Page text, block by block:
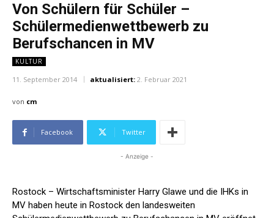
Von Schülern für Schüler –
Schülermedienwettbewerb zu
Berufschancen in MV
KULTUR
11. September 2014 aktualisiert: 2. Februar 2021
von cm
Facebook Twitter
- Anzeige -
Rostock – Wirtschaftsminister Harry Glawe und die IHKs in
MV haben heute in Rostock den landesweiten